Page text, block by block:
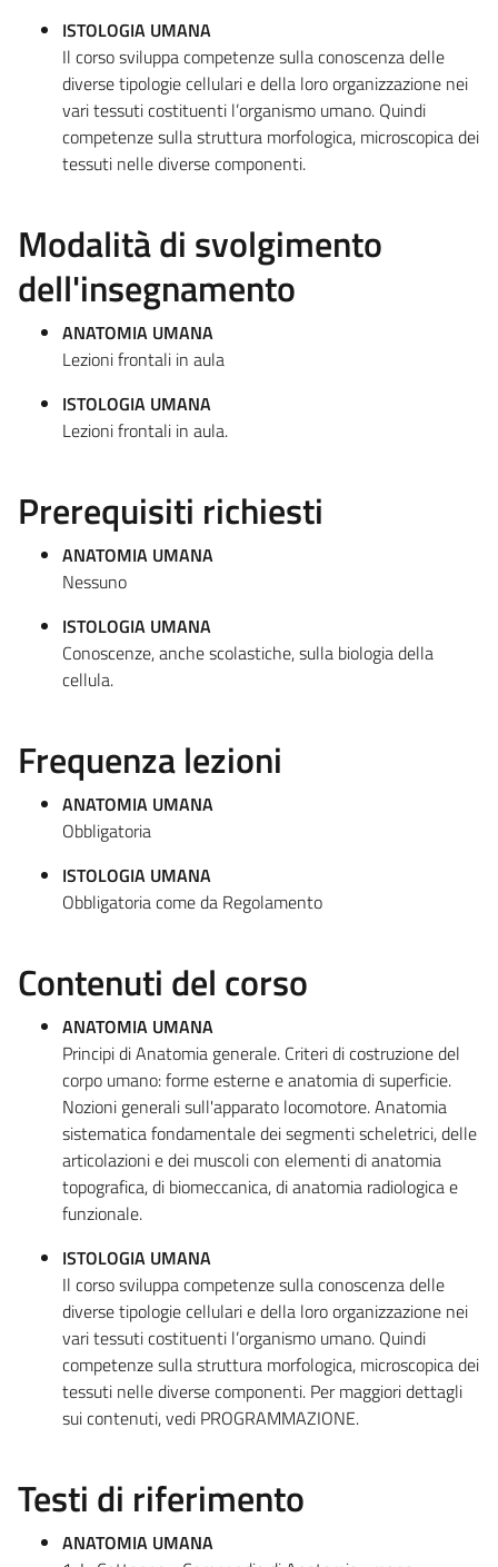
ISTOLOGIA UMANA
Il corso sviluppa competenze sulla conoscenza delle
diverse tipologie cellulari e della loro organizzazione nei
vari tessuti costituenti l’organismo umano. Quindi
competenze sulla struttura morfologica, microscopica dei
tessuti nelle diverse componenti.
Modalità di svolgimento
dell'insegnamento
ANATOMIA UMANA
Lezioni frontali in aula
ISTOLOGIA UMANA
Lezioni frontali in aula.
Prerequisiti richiesti
ANATOMIA UMANA
Nessuno
ISTOLOGIA UMANA
Conoscenze, anche scolastiche, sulla biologia della
cellula.
Frequenza lezioni
ANATOMIA UMANA
Obbligatoria
ISTOLOGIA UMANA
Obbligatoria come da Regolamento
Contenuti del corso
ANATOMIA UMANA
Principi di Anatomia generale. Criteri di costruzione del
corpo umano: forme esterne e anatomia di superficie.
Nozioni generali sull'apparato locomotore. Anatomia
sistematica fondamentale dei segmenti scheletrici, delle
articolazioni e dei muscoli con elementi di anatomia
topografica, di biomeccanica, di anatomia radiologica e
funzionale.
ISTOLOGIA UMANA
Il corso sviluppa competenze sulla conoscenza delle
diverse tipologie cellulari e della loro organizzazione nei
vari tessuti costituenti l’organismo umano. Quindi
competenze sulla struttura morfologica, microscopica dei
tessuti nelle diverse componenti. Per maggiori dettagli
sui contenuti, vedi PROGRAMMAZIONE.
Testi di riferimento
ANATOMIA UMANA